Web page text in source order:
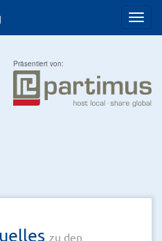
Menü
Präsentiert von:
zu den